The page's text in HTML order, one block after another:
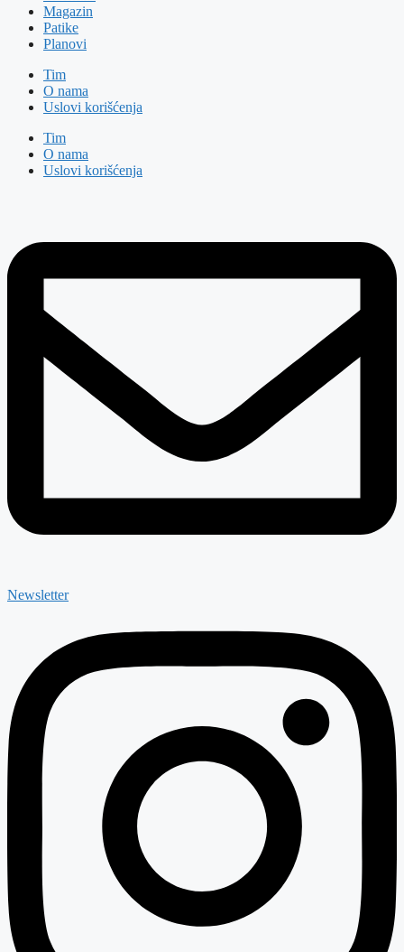
Magazin
Patike
Planovi
Tim
O nama
Uslovi korišćenja
Tim
O nama
Uslovi korišćenja
Newsletter